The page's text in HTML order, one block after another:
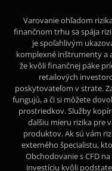
Varovanie ohľadom
finančnom trhu sa spája
je spoľahlivým
komplexné inštrumenty a
že kvôli finančnej páke
retailových
poskytovateľom v strate.
fungujú, a či si môžete
prostriedkov. Služby
ďalšiu mieru rizika pre
produktov. Ak sú vám
externého špecialistu,
Obchodovanie s CFD
investíciu kvôli